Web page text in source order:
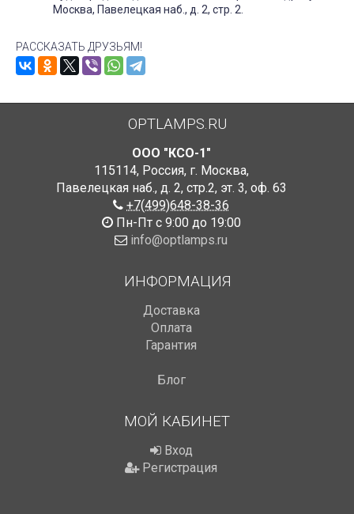
Москва, Павелецкая наб., д. 2, стр. 2.
РАССКАЗАТЬ ДРУЗЬЯМ!
OPTLAMPS.RU
ООО "КСО-1"
115114, Россия, г. Москва,
Павелецкая наб., д. 2, стр.2, эт. 3, оф. 63
+7(499)648-38-36
Пн-Пт с 9:00 до 19:00
info@optlamps.ru
ИНФОРМАЦИЯ
Доставка
Оплата
Гарантия
Блог
МОЙ КАБИНЕТ
Вход
Регистрация